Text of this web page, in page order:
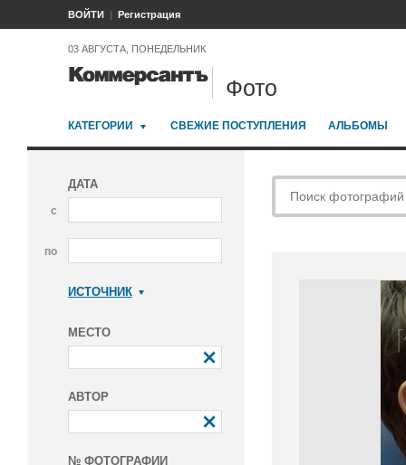
ВОЙТИ Регистрация
03 АВГУСТА, ПОНЕДЕЛЬНИК
Фото
КАТЕГОРИИ СВЕЖИЕ ПОСТУПЛЕНИЯ АЛЬБОМЫ
ДАТА
с
по
ИСТОЧНИК
МЕСТО
АВТОР
№ ФОТОГРАФИИ